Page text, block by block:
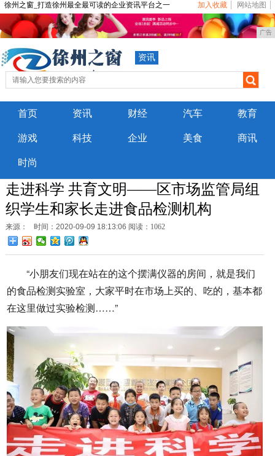
徐州之窗_打造徐州最全最可读的企业资讯平台之一 加入收藏 网站地图
广告
资讯
首页 资讯 财经 汽车 教育
游戏 科技 企业 美食 商讯
时尚
走进科学 共育文明——区市场监管局组
织学生和家长走进食品检测机构
来源： 时间：2020-09-09 18:13:06 阅读：1062
“小朋友们现在站在的这个摆满仪器的房间，就是我们
的食品检测实验室，大家平时在市场上买的、吃的，基本都
在这里做过实验检测……”